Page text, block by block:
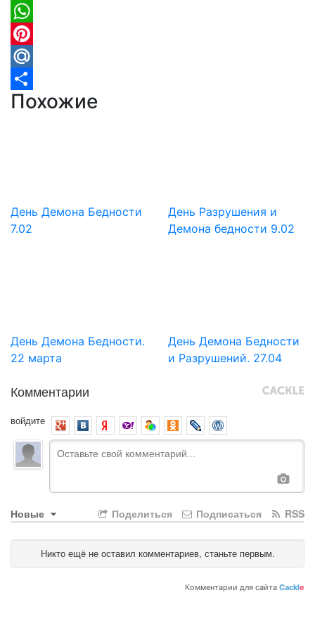
X
WhatsApp
Pinterest
Mail.Ru
Отправить
Похожие
День Демона Бедности
7.02
День Разрушения и
Демона бедности 9.02
День Демона Бедности.
22 марта
День Демона Бедности
и Разрушений. 27.04
Комментарии
войдите
Новые RSS
Подписаться
Поделиться
Никто ещё не оставил комментариев, станьте первым.
Комментарии для сайта Cackle